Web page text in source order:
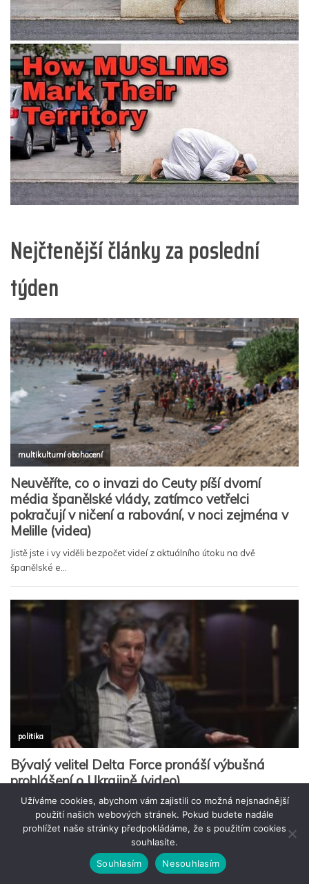
Nejčtenější články za poslední
týden
Užíváme cookies, abychom vám zajistili co možná nejsnadnější
použití našich webových stránek. Pokud budete nadále
prohlížet naše stránky předpokládáme, že s použitím cookies
souhlasíte.
Souhlasím
Nesouhlasím